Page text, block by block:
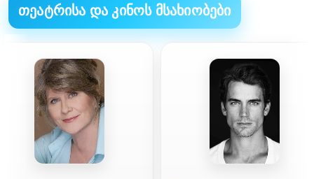
თეატრისა და კინოს მსახიობები